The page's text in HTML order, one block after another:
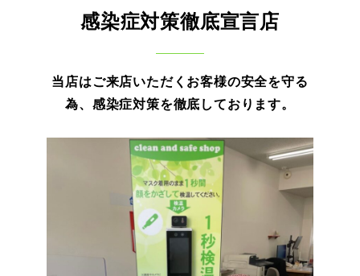
感染症対策徹底宣言店
当店はご来店いただくお客様の安全を守る
為、感染症対策を徹底しております。